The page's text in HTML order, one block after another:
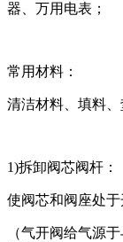
器、万用电表；
常用材料：
清洁材料、填料、
1)拆卸阀芯阀杆：
使阀芯和阀座处于
（气开阀给气源